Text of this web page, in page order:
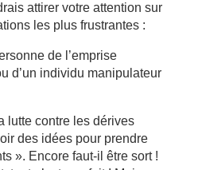
attirer votre attention sur
les plus frustrantes :
de l’emprise
d’un individu manipulateur
lutte contre les dérives
des idées pour prendre
». Encore faut-il être sort !